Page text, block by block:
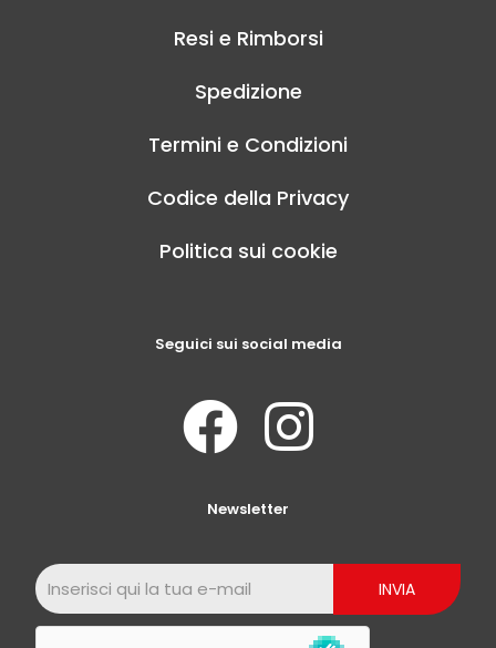
Resi e Rimborsi
Spedizione
Termini e Condizioni
Codice della Privacy
Politica sui cookie
Seguici sui social media
Newsletter